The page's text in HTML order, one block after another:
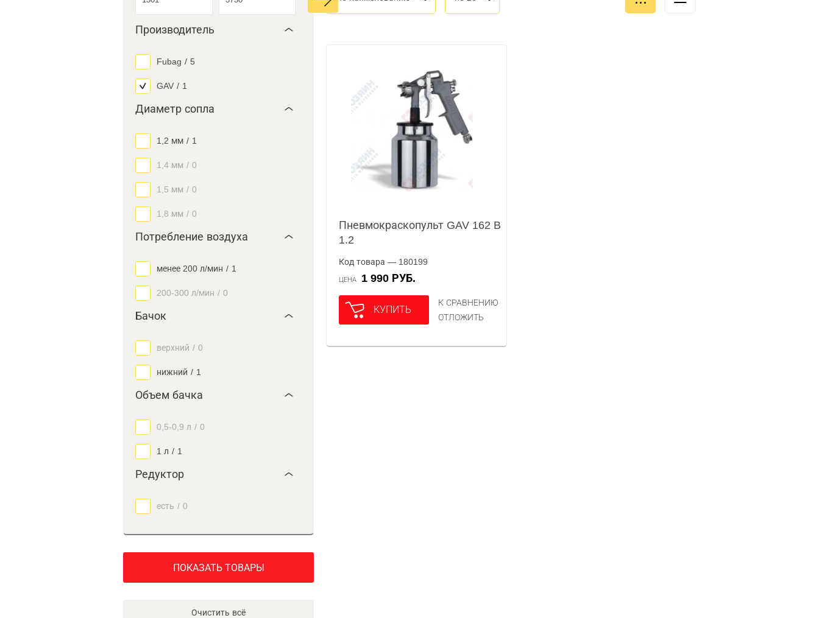
Производитель
Fubag / 5
GAV / 1
Диаметр сопла
1,2 мм / 1
1,4 мм / 0
1,5 мм / 0
1,8 мм / 0
Потребление воздуха
менее 200 л/мин / 1
200-300 л/мин / 0
Бачок
верхний / 0
нижний / 1
Объем бачка
0,5-0,9 л / 0
1 л / 1
Редуктор
есть / 0
ПОКАЗАТЬ ТОВАРЫ
Очистить всё
Пневмокраскопульт GAV 162 B
1.2
Код товара — 180199
ЦЕНА 1 990 РУБ.
КУПИТЬ
К СРАВНЕНИЮ
ОТЛОЖИТЬ